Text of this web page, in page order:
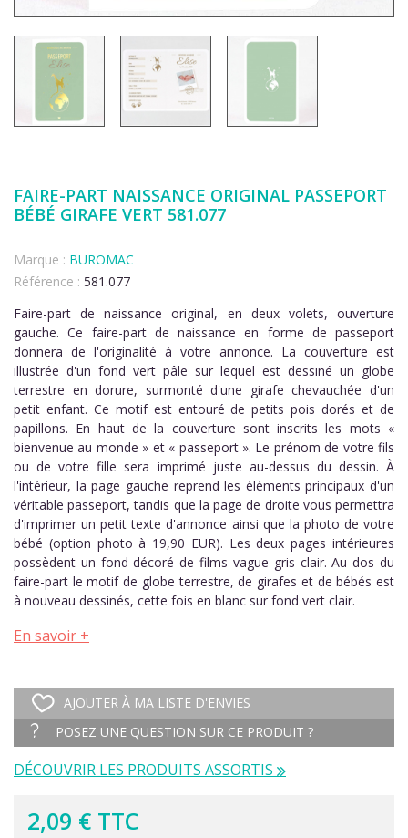
FAIRE-PART NAISSANCE ORIGINAL PASSEPORT
BÉBÉ GIRAFE VERT 581.077
Marque : BUROMAC
Référence : 581.077
Faire-part de naissance original, en deux volets, ouverture
gauche. Ce faire-part de naissance en forme de passeport
donnera de l'originalité à votre annonce. La couverture est
illustrée d'un fond vert pâle sur lequel est dessiné un globe
terrestre en dorure, surmonté d'une girafe chevauchée d'un
petit enfant. Ce motif est entouré de petits pois dorés et de
papillons. En haut de la couverture sont inscrits les mots «
bienvenue au monde » et « passeport ». Le prénom de votre fils
ou de votre fille sera imprimé juste au-dessus du dessin. À
l'intérieur, la page gauche reprend les éléments principaux d'un
véritable passeport, tandis que la page de droite vous permettra
d'imprimer un petit texte d'annonce ainsi que la photo de votre
bébé (option photo à 19,90 EUR). Les deux pages intérieures
possèdent un fond décoré de films vague gris clair. Au dos du
faire-part le motif de globe terrestre, de girafes et de bébés est
à nouveau dessinés, cette fois en blanc sur fond vert clair.
En savoir +
AJOUTER À MA LISTE D'ENVIES
POSEZ UNE QUESTION SUR CE PRODUIT ?
DÉCOUVRIR LES PRODUITS ASSORTIS
2,09 € TTC